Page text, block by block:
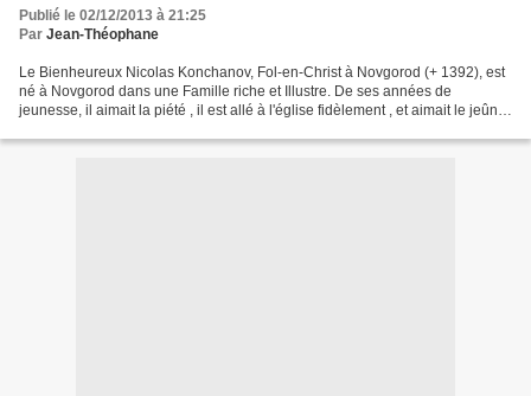
Publié le 02/12/2013 à 21:25
Par Jean-Théophane
Le Bienheureux Nicolas Konchanov, Fol-en-Christ à Novgorod (+ 1392), est
né à Novgorod dans une Famille riche et Illustre. De ses années de
jeunesse, il aimait la piété , il est allé à l'église fidèlement , et aimait le jeûne